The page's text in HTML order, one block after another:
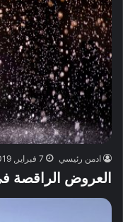
ادمن رئيسي 7 فبراير, 2019
العروض الراقصة